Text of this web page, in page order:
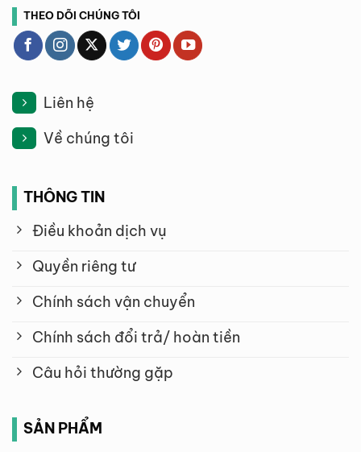
THEO DÕI CHÚNG TÔI
Liên hệ
Về chúng tôi
THÔNG TIN
Điều khoản dịch vụ
Quyền riêng tư
Chính sách vận chuyển
Chính sách đổi trả/ hoàn tiền
Câu hỏi thường gặp
SẢN PHẨM